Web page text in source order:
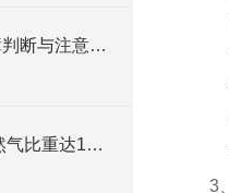
常见的电解电容故障判断与注意事项
河北力争2020年天然气比重达11%以上
3、